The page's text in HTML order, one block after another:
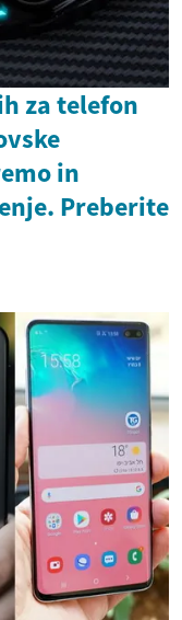
za telefon
in
Preberite